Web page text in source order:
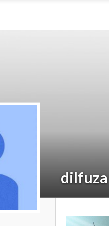
dilfuza